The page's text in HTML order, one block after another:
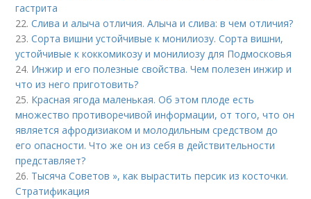
гастрита
22.Слива и алыча отличия. Алыча и слива: в чем отличия?
23.Сорта вишни устойчивые к монилиозу. Сорта вишни,
устойчивые к коккомикозу и монилиозу для Подмосковья
24. Инжир и его полезные свойства. Чем полезен инжир и
что из него приготовить?
25. Красная ягода маленькая. Об этом плоде есть
множество противоречивой информации, от того, что он
является афродизиаком и молодильным средством до
его опасности. Что же он из себя в действительности
представляет?
26. Тысяча Советов », как вырастить персик из косточки.
Стратификация